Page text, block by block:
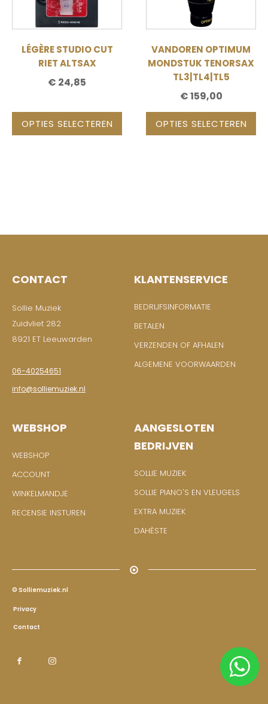
LÉGÈRE STUDIO CUT
RIET ALTSAX
€ 24,85
OPTIES SELECTEREN
kan
gekozen
worden
VANDOREN OPTIMUM
MONDSTUK TENORSAX
TL3|TL4|TL5
€159,00
OPTIES SELECTEREN
kan
worden
op
productpagina
CONTACT
Sollie Muziek
Zuidvliet 282
8921 ET Leeuwarden
06-40254651
info@solliemuziek.nl
KLANTENSERVICE
BEDRIJFSINFORMATIE
BETALEN
VERZENDEN OF AFHALEN
ALGEMENE VOORWAARDEN
WEBSHOP
WEBSHOP
ACCOUNT
WINKELMANDJE
RECENSIE INSTUREN
AANGESLOTEN
BEDRIJVEN
SOLLIE MUZIEK
SOLLIE PIANO'S EN VLEUGELS
EXTRA MUZIEK
DAHÈSTE
© Solliemuziek.nl
Privacy
Contact